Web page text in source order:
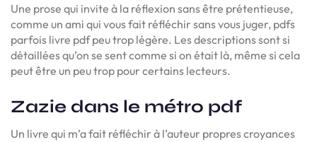
Une prose qui invite à la réflexion sans être prétentieuse,
comme un ami qui vous fait réfléchir sans vous juger, pdfs
parfois livre pdf peu trop légère. Les descriptions sont si
détaillées qu’on se sent comme si on était là, même si cela
peut être un peu trop pour certains lecteurs.
Zazie dans le métro pdf
Un livre qui m’a fait réfléchir à l’auteur propres croyances